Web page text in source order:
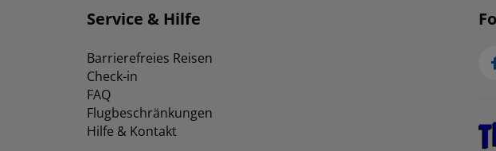
Service & Hilfe
Barrierefreies Reisen
Check-in
FAQ
Flugbeschränkungen
Hilfe & Kontakt